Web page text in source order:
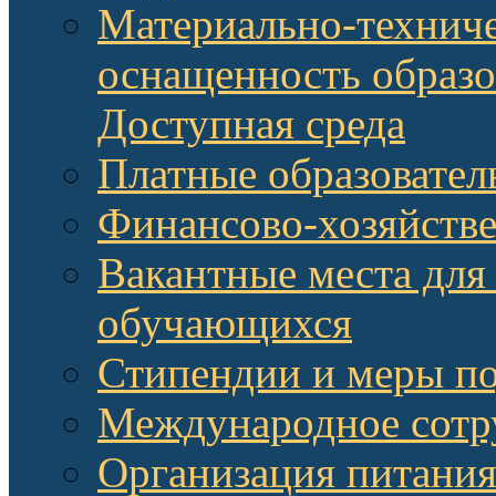
Материально-
оснащенность
Доступная среда
Платные
Финансово-
Вакантные места
обучающихся
Стипендии и меры
Международное
Организация